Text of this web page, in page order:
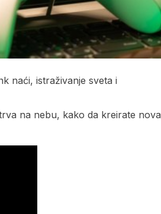
naći, istraživanje sveta i
na nebu, kako da kreirate nova